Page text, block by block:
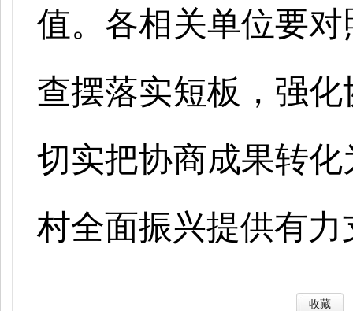
值。各相关单位要
查摆落实短板，强
切实把协商成果转
村全面振兴提供有力
收藏